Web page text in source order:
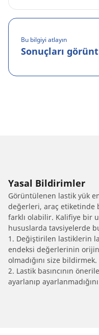
Bu bilgiyi atlayın
Sonuçları
Yasal Bildirimler
Görüntülenen lastik yük
değerleri, araç
farklı olabilir. Kalifiye bir
hususlarda tavsiyelerde
1. Değiştirilen lastiklerin
endeksi değerlerinin
olmadığını size bildirmek.
2. Lastik basıncının
ayarlanıp